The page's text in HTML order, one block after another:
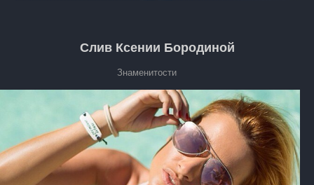
Слив Ксении Бородиной
Знаменитости